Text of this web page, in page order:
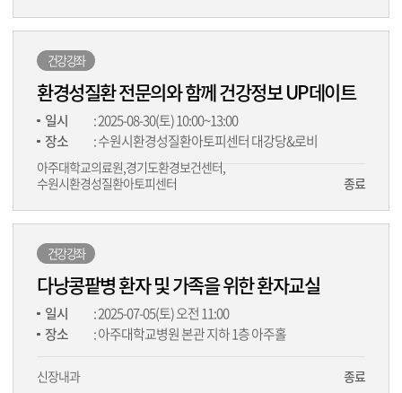
건강강좌
환경성질환 전문의와 함께 건강정보 UP데이트
일시
: 2025-08-30(토) 10:00~13:00
장소
: 수원시환경성질환아토피센터 대강당&로비
아주대학교의료원,경기도환경보건센터,
수원시환경성질환아토피센터
종료
건강강좌
다낭콩팥병 환자 및 가족을 위한 환자교실
일시
: 2025-07-05(토) 오전 11:00
장소
: 아주대학교병원 본관 지하 1층 아주홀
신장내과 종료